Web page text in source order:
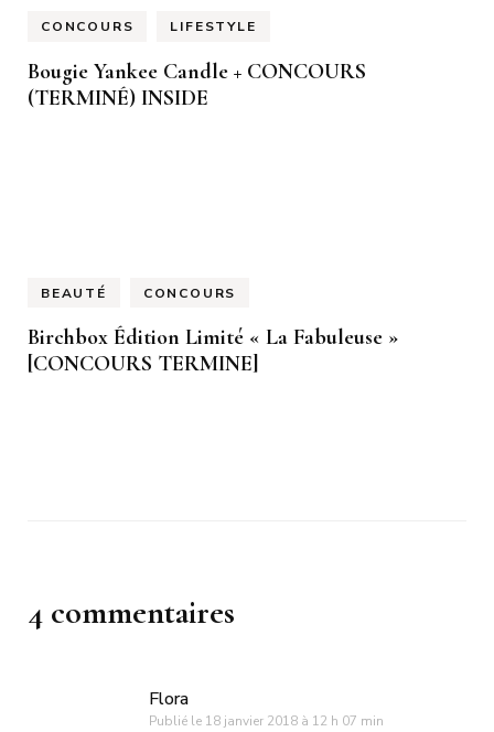
CONCOURS LIFESTYLE
Bougie Yankee Candle + CONCOURS
(TERMINÉ) INSIDE
BEAUTÉ CONCOURS
Birchbox Édition Limité « La Fabuleuse »
[CONCOURS TERMINE]
4 commentaires
Flora
Publié le 18 janvier 2018 à 12 h 07 min